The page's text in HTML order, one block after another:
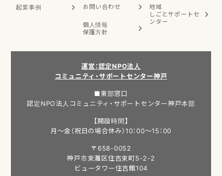
起業事例
お問い合わせ
個人情報
保護方針
地域
しごとサポートセ
ンター
運営：認定NPO法人
コミュニティ・サポートセンター神戸
■東部窓口
認定NPO法人コミュニティ・サポートセンター神戸本部
【開設時間】
月～金（祝日の場合休み）10：00～15：00
〒658-0052
神戸市東灘区住吉東町5-2-2
ビュータワー住吉館104